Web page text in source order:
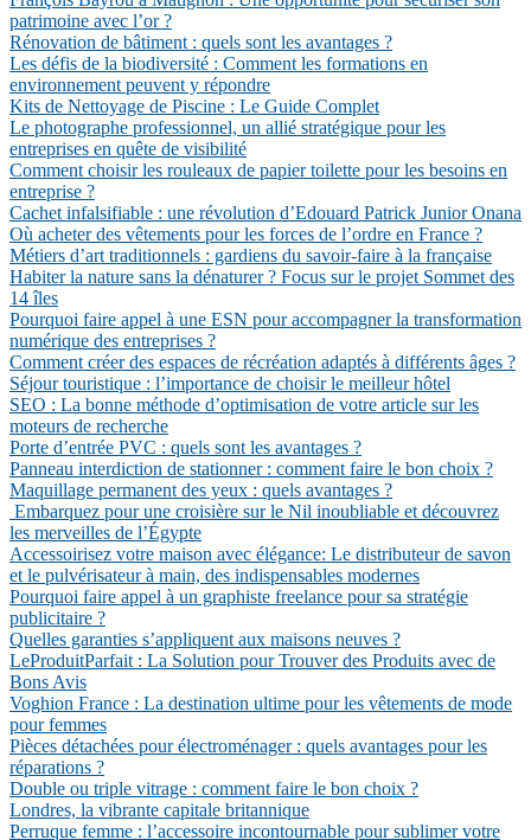
patrimoine avec l’or ?
Rénovation de bâtiment : quels sont les avantages ?
Les défis de la biodiversité : Comment les formations en
environnement peuvent y répondre
Kits de Nettoyage de Piscine : Le Guide Complet
Le photographe professionnel, un allié stratégique pour les
entreprises en quête de visibilité
Comment choisir les rouleaux de papier toilette pour les besoins en
entreprise ?
Cachet infalsifiable : une révolution d’Edouard Patrick Junior Onana
Où acheter des vêtements pour les forces de l’ordre en France ?
Métiers d’art traditionnels : gardiens du savoir-faire à la française
Habiter la nature sans la dénaturer ? Focus sur le projet Sommet des
14 îles
Pourquoi faire appel à une ESN pour accompagner la transformation
numérique des entreprises ?
Comment créer des espaces de récréation adaptés à différents âges ?
Séjour touristique : l’importance de choisir le meilleur hôtel
SEO : La bonne méthode d’optimisation de votre article sur les
moteurs de recherche
Porte d’entrée PVC : quels sont les avantages ?
Panneau interdiction de stationner : comment faire le bon choix ?
Maquillage permanent des yeux : quels avantages ?
Embarquez pour une croisière sur le Nil inoubliable et découvrez
les merveilles de l’Égypte
Accessoirisez votre maison avec élégance: Le distributeur de savon
et le pulvérisateur à main, des indispensables modernes
Pourquoi faire appel à un graphiste freelance pour sa stratégie
publicitaire ?
Quelles garanties s’appliquent aux maisons neuves ?
LeProduitParfait : La Solution pour Trouver des Produits avec de
Bons Avis
Voghion France : La destination ultime pour les vêtements de mode
pour femmes
Pièces détachées pour électroménager : quels avantages pour les
réparations ?
Double ou triple vitrage : comment faire le bon choix ?
Londres, la vibrante capitale britannique
Perruque femme : l’accessoire incontournable pour sublimer votre